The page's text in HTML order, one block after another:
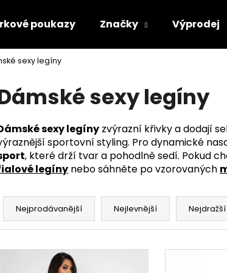
poukazy Značky Výprodej
sexy legíny
sexy legíny
sexy legíny zvýrazní křivky a dodají
sportovní styling. Pro dynamické
, které drží tvar a pohodlně sedí. Pokud
legíny nebo sáhněte po vzorovaných
Ř
Nejprodávanější Nejlevnější Nejdražší
Co potřebujete najít?
HLEDAT
Doporučujeme